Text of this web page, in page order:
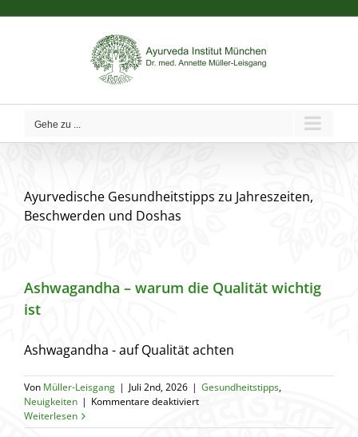
Gehe zu ...
Ayurvedische Gesundheitstipps zu Jahreszeiten,
Beschwerden und Doshas
Ashwagandha – warum die Qualität wichtig
ist
Ashwagandha - auf Qualität achten
Von Müller-Leisgang | Juli 2nd, 2026 | Gesundheitstipps,
Neuigkeiten | Kommentare deaktiviertfür
–
Weiterlesen